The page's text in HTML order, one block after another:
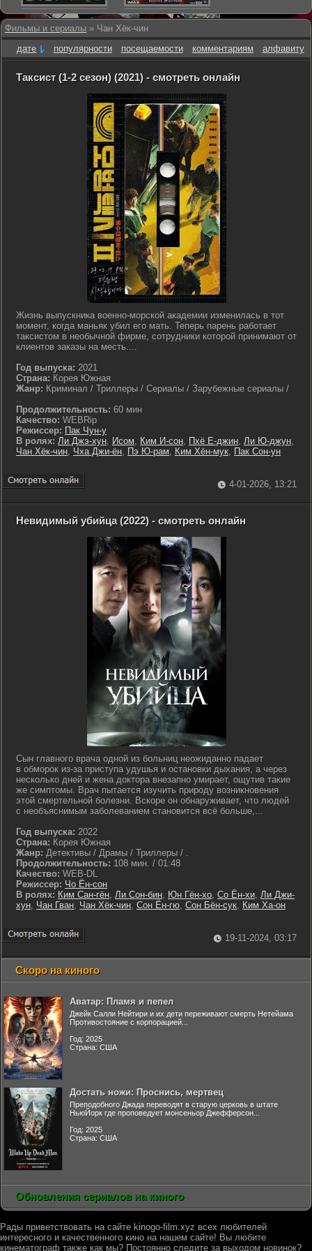
Фильмы и сериалы » Чан Хёк-чин
дате
популярности посещаемости комментариям алфавиту
Таксист (1-2 сезон) (2021) - смотреть онлайн
Жизнь выпускника военно-морской академии изменилась в тот
момент, когда маньяк убил его мать. Теперь парень работает
таксистом в необычной фирме, сотрудники которой принимают от
клиентов заказы на месть....
Год выпуска: 2021
Страна: Корея Южная
Жанр: Криминал / Триллеры / Сериалы / Зарубежные сериалы /
..
Продолжительность: 60 мин
Качество: WEBRip
Режиссер: Пак Чун-у
В ролях: Ли Джэ-хун, Исом, Ким И-сон, Пхё Е-джин, Ли Ю-джун,
Чан Хёк-чин, Чха Джи-ён, Пэ Ю-рам, Ким Хён-мук, Пак Сон-ун
4-01-2026, 13:21
Невидимый убийца (2022) - смотреть онлайн
Сын главного врача одной из больниц неожиданно падает
в обморок из-за приступа удушья и остановки дыхания, а через
несколько дней и жена доктора внезапно умирает, ощутив такие
же симптомы. Врач пытается изучить природу возникновения
этой смертельной болезни. Вскоре он обнаруживает, что людей
с необъяснимым заболеванием становится всё больше,...
Год выпуска: 2022
Страна: Корея Южная
Жанр: Детективы / Драмы / Триллеры / .
Продолжительность: 108 мин. / 01:48
Качество: WEB-DL
Режиссер: Чо Ён-сон
В ролях: Ким Сан-гён, Ли Сон-бин, Юн Гён-хо, Со Ён-хи, Ли Джи-
хун, Чан Гван, Чан Хёк-чин, Сон Ён-гю, Сон Бён-сук, Ким Ха-он
19-11-2024, 03:17
Скоро на киного
Аватар: Пламя и пепел
Джейк Салли Нейтири и их дети переживают смерть Нетейама
Противостояние с корпорацией...
Год: 2025
Страна: США
Достать ножи: Проснись, мертвец
Преподобного Джада переводят в старую церковь в штате
НьюЙорк где проповедует монсеньор Джефферсон...
Год: 2025
Страна: США
Обновления сериалов на киного
Рады приветствовать на сайте kinogo-film.xyz всех любителей
интересного и качественного кино на нашем сайте! Вы любите
кинематограф также как мы? Постоянно следите за выходом новинок?